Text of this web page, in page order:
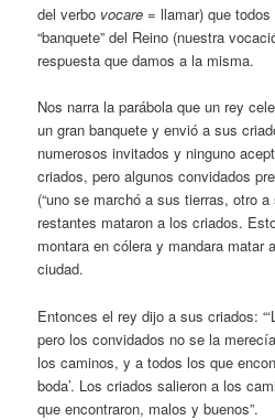
del verbo vocare = llamar) que
“banquete” del Reino (nuestra
respuesta que damos a la misma.
Nos narra la parábola que un rey
un gran banquete y envió a sus
numerosos invitados y ninguno
criados, pero algunos convidados
(“uno se marchó a sus tierras, otro
restantes mataron a los criados.
montara en cólera y mandara matar
ciudad.
Entonces el rey dijo a sus criados:
pero los convidados no se la
los caminos, y a todos los que
boda’. Los criados salieron a los
que encontraron, malos y buenos”.